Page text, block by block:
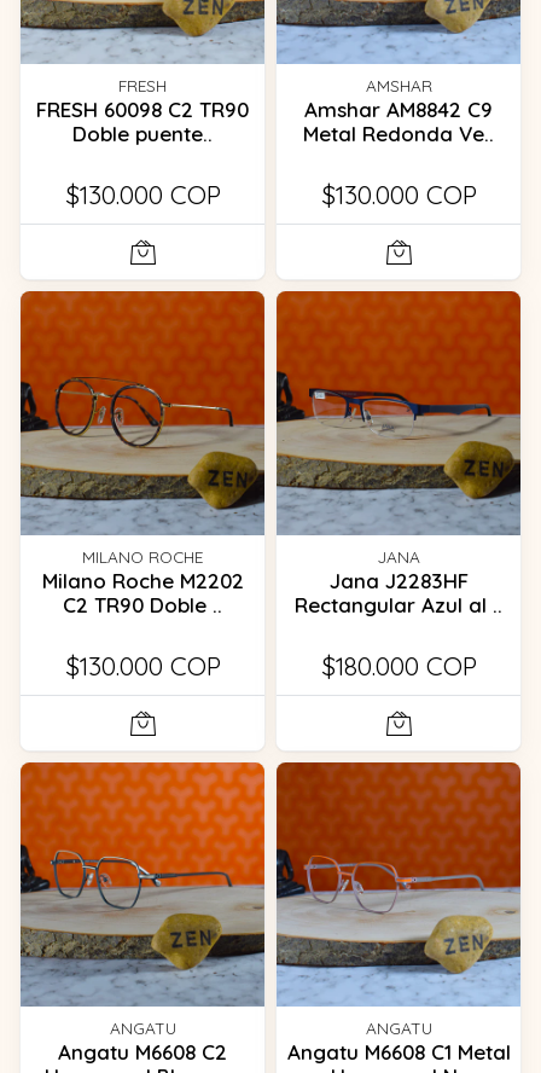
FRESH
FRESH 60098 C2 TR90
Doble puente..
$130.000 COP
AMSHAR
Amshar AM8842 C9
Metal Redonda Ve..
$130.000 COP
MILANO ROCHE
Milano Roche M2202
C2 TR90 Doble ..
$130.000 COP
JANA
Jana J2283HF
Rectangular Azul al ..
$180.000 COP
ANGATU
Angatu M6608 C2
ANGATU
Angatu M6608 C1 Metal